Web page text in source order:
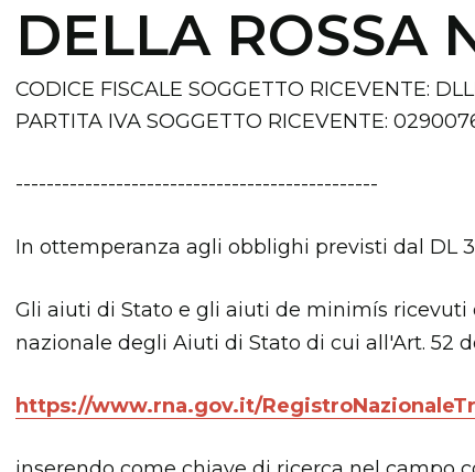
DELLA ROSSA
CODICE FISCALE SOGGETTO RICEVENTE:
PARTITA IVA SOGGETTO RICEVENTE:
-----------------------------------------------
In ottemperanza agli obblighi previsti dal DL
Gli aiuti di Stato e gli aiuti de minimís
nazionale degli Aiuti di Stato di cui all'Art. 52
https://www.rna.gov.it/